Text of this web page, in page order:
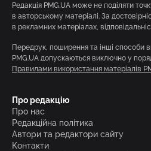
Редакція PMG.UA може не поділяти
в авторському матеріалі. За
в рекламних матеріалах,
Передрук, поширення та інші способи
PMG.UA допускаються виключно у
Правилами використання матеріалів
Про редакцію
Про нас
Редакційна політика
Автори та редактори сайту
Контакти